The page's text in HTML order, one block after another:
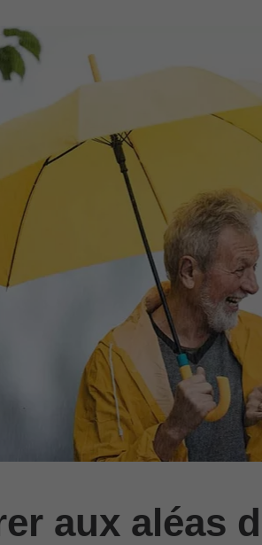
aux aléas